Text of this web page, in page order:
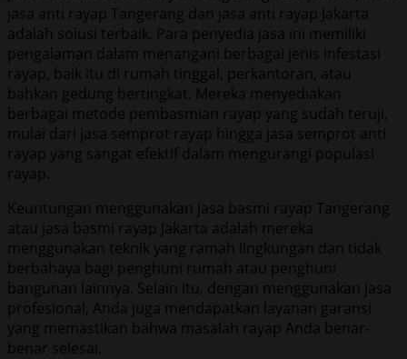
jasa anti rayap Tangerang dan jasa anti rayap Jakarta
adalah solusi terbaik. Para penyedia jasa ini memiliki
pengalaman dalam menangani berbagai jenis infestasi
rayap, baik itu di rumah tinggal, perkantoran, atau
bahkan gedung bertingkat. Mereka menyediakan
berbagai metode pembasmian rayap yang sudah teruji,
mulai dari jasa semprot rayap hingga jasa semprot anti
rayap yang sangat efektif dalam mengurangi populasi
rayap.
Keuntungan menggunakan jasa basmi rayap Tangerang
atau jasa basmi rayap Jakarta adalah mereka
menggunakan teknik yang ramah lingkungan dan tidak
berbahaya bagi penghuni rumah atau penghuni
bangunan lainnya. Selain itu, dengan menggunakan jasa
profesional, Anda juga mendapatkan layanan garansi
yang memastikan bahwa masalah rayap Anda benar-
benar selesai.